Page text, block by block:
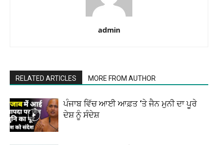
admin
RELATED ARTICLES MORE FROM AUTHOR
ਪੰਜਾਬ ਵਿੱਚ ਆਈ ਆਫ਼ਤ ‘ਤੇ ਜੈਨ ਮੁਨੀ ਦਾ ਪੂਰੇ
ਦੇਸ਼ ਨੂੰ ਸੰਦੇਸ਼